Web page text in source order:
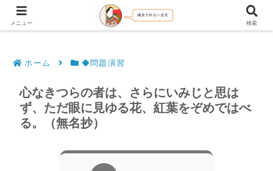
文法解説・逐語訳（現代語訳・口語訳）
ホーム ◆問題演習
心なきつらの者は、さらにいみじと思は
ず、ただ眼に見ゆる花、紅葉をぞめではべ
る。（無名抄）
メニュー 検索